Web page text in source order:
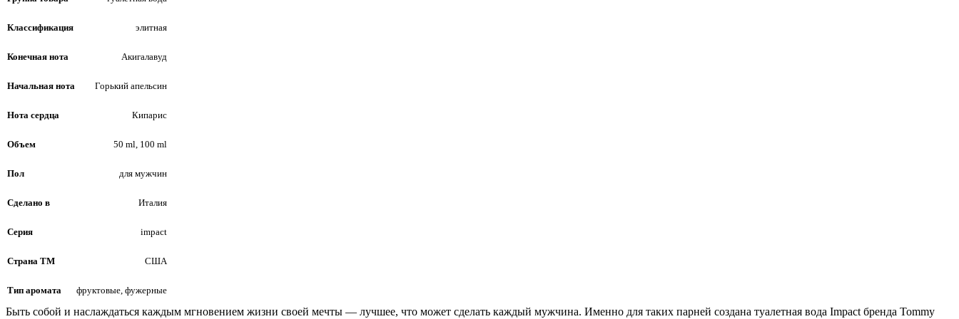
Классификация элитная
Конечная нота Акигалавуд
Начальная нота Горький апельсин
Нота сердца Кипарис
Объем 50 ml, 100 ml
Пол для мужчин
Сделано в Италия
Серия impact
Страна ТМ США
Тип аромата фруктовые, фужерные
Быть собой и наслаждаться каждым мгновением жизни своей мечты — лучшее, что может сделать каждый мужчина. Именно для таких парней создана туалетная вода Impact бренда Tommy